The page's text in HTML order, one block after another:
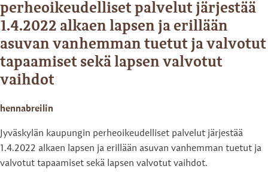
perheoikeudelliset palvelut järjestää
1.4.2022 alkaen lapsen ja erillään
asuvan vanhemman tuetut ja valvotut
tapaamiset sekä lapsen valvotut
vaihdot
hennabreilin
Jyväskylän kaupungin perheoikeudelliset palvelut järjestää
1.4.2022 alkaen lapsen ja erillään asuvan vanhemman tuetut ja
valvotut tapaamiset sekä lapsen valvotut vaihdot.